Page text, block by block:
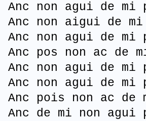
Anc non agui de mi
Anc non aigui de mi
Anc non agui de mi
Anc pos non ac de
Anc non agui de mi
Anc non agui de mi
Anc pois non ac de
Anc de mi non agui